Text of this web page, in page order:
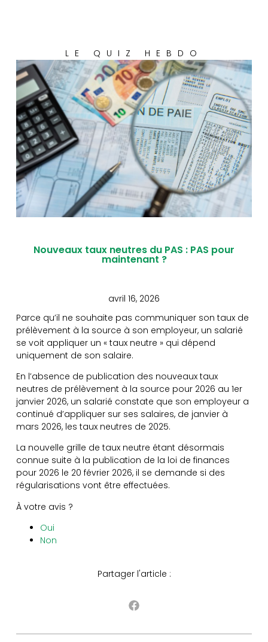
LE QUIZ HEBDO
Nouveaux taux neutres du PAS : PAS pour
maintenant ?
avril 16, 2026
Parce qu’il ne souhaite pas communiquer son taux de
prélèvement à la source à son employeur, un salarié
se voit appliquer un « taux neutre » qui dépend
uniquement de son salaire.
En l’absence de publication des nouveaux taux
neutres de prélèvement à la source pour 2026 au 1er
janvier 2026, un salarié constate que son employeur a
continué d’appliquer sur ses salaires, de janvier à
mars 2026, les taux neutres de 2025.
La nouvelle grille de taux neutre étant désormais
connue suite à la publication de la loi de finances
pour 2026 le 20 février 2026, il se demande si des
régularisations vont être effectuées.
À votre avis ?
Oui
Non
Partager l'article :